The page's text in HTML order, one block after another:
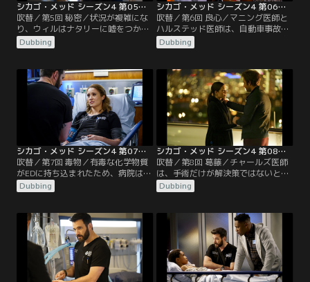
シカゴ・メッド シーズン4 第05話／吹替
吹替／第5回 秘密／状況が複雑にな
り、ウィルはナタリーに嘘をつかざ
るを得なくなる。イーサンとエイプ
リルはエミリーの彼氏についての衝
否する患者にどう対処すべきか迷
う。
Dubbing
シカゴ・メッド シーズン4 第06話／吹替
吹替／第6回 良心／マニング医師と
ハルステッド医師は、自動車事故で
運び込まれた患者の怪我に疑問を抱
く。イーサンとエイプリルは、最近
彼氏を変わらず愛していることが理
解できない。ウィルとナタリーは、
彼らの独身サヨナラパーティーに向
かう。
Dubbing
シカゴ・メッド シーズン4 第07話／吹替
吹替／第7回 毒物／有毒な化学物質
がEDに持ち込まれたため、病院は避
難を余儀なくされ、患者とスタッフ
は重大な危機にさらされる。エレベ
医師とマニング医師は、妊婦の患者
に対して思い切った処置を取らざる
を得なくなる。グッドウィンは難し
い選択を迫られ、ローズ医師はベッ
カー医師が隠していた秘密を知る。
Dubbing
シカゴ・メッド シーズン4 第08話／吹替
吹替／第8回 葛藤／チャールズ医師
は、手術だけが解決策ではないとチ
ョイ医師を説得するのに苦戦する。
ローズ医師はグッドウィンの命令に
マギーは、代理で主任看護師になっ
たエイプリルのやり方に口を出し、
エイプリルはストレスが溜まってし
まう。マニング医師は、ハルステッ
ド医師が何か隠し事をしているので
はないかと疑う。
Dubbing